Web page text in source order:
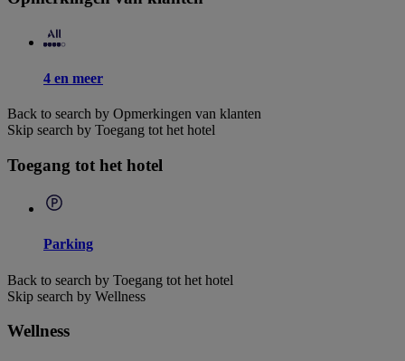
4 en meer
Back to search by Opmerkingen van klanten
Skip search by Toegang tot het hotel
Toegang tot het hotel
Parking
Back to search by Toegang tot het hotel
Skip search by Wellness
Wellness